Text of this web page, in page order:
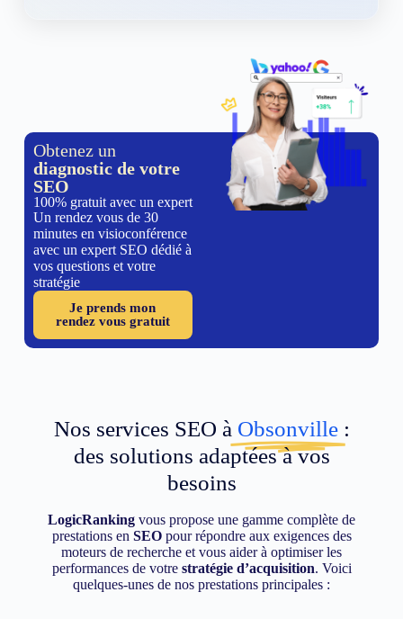
Obtenez un
diagnostic de votre
SEO
100% gratuit avec un expert
Un rendez vous de 30
minutes en visioconférence
avec un expert SEO dédié à
vos questions et votre
stratégie
Je prends mon
rendez vous gratuit
Nos services SEO à Obsonville :
des solutions adaptées à vos
besoins
LogicRanking vous propose une gamme complète de
prestations en SEOpour répondre aux exigences des
moteurs de recherche et vous aider à optimiser les
performances de votre stratégie d’acquisition. Voici
quelques-unes de nos prestations principales :